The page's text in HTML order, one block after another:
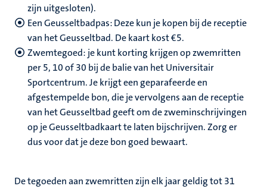
zijn uitgesloten).
Een Geusseltbadpas: Deze kun je kopen bij de receptie
van het Geusseltbad. De kaart kost €5.
Zwemtegoed: je kunt korting krijgen op zwemritten
per 5, 10 of 30 bij de balie van het Universitair
Sportcentrum. Je krijgt een geparafeerde en
afgestempelde bon, die je vervolgens aan de receptie
van het Geusseltbad geeft om de zweminschrijvingen
op je Geusseltbadkaart te laten bijschrijven. Zorg er
dus voor dat je deze bon goed bewaart.
De tegoeden aan zwemritten zijn elk jaar geldig tot 31